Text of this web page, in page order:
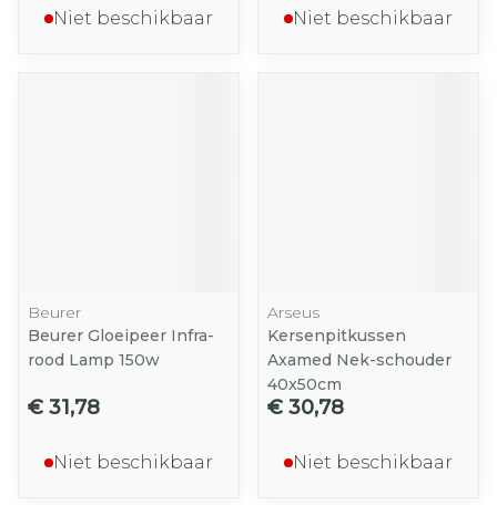
Niet beschikbaar Niet beschikbaar
Beurer
Beurer Gloeipeer Infra-
rood Lamp 150w
€ 31,78
Niet beschikbaar
Arseus
Kersenpitkussen
Axamed Nek-schouder
40x50cm
€ 30,78
Niet beschikbaar